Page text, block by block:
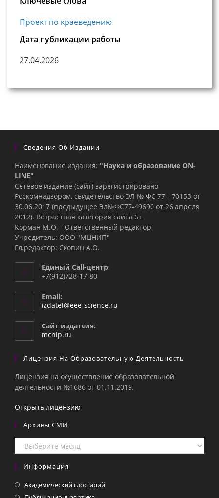
Проект по краеведению
Дата публикации работы
27.04.2026
Сведения Об Издании
Наименование издания: "Наука и образование ON-
LINE"
Сетевое издание (сайт) зарегистрировано
Роскомнадзором, свидетельство ЭЛ № ФС 77 - 70153 от
30.06.2017 (предыдущее Эл№ФC77-49690 от 26 апреля
2012). Возрастная категория сайта 6+
Корман М.О. - Ответственный редактор
Учредитель: ООО "МЦНИП"
Гл.редактор: Скопин А.О.
Единый Call-центр:
+7(912)728-17-80
Email:
izdatel@eee-science.ru
Сайт издателя:
mcnip.ru
Лицензия На Образовательную Деятельность
Лицензия на осуществление образовательной
деятельности №1686 от 01.11.2019.
Открыть лицензию
Архивы СМИ
Архивы
СМИ
Информация
Академический глоссарий